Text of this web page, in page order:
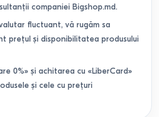
companiei Bigshop.md.
fluctuant, vă rugăm sa
prețul și disponibilitatea produsului
0%» și achitarea cu «LiberCard»
și cele cu prețuri